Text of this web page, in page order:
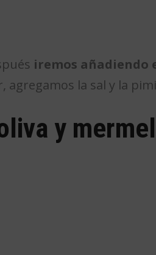
iremos añadiendo
agregamos la sal y la
y